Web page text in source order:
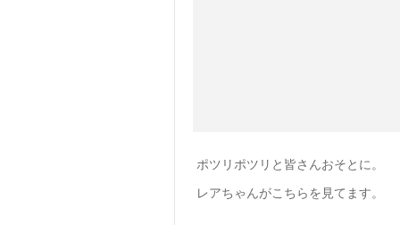
ポツリポツリと皆さんおそとに。
レアちゃんがこちらを見てます。